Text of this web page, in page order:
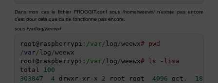
Dans mon cas le fichier FROGGIT.conf sous /home/weewx/ n’existe pas encore
c’est pour cela que ca ne fonctionne pas encore.
sous /var/log/weewx/
root@raspberrypi : /var/ log /weewx# pwd
/var/ log /weewx
root@raspberrypi : /var/ log /weewx# ls -lisa
total 100
303847
4 drwxr- xr- x 2 root root 4096 oct . 18